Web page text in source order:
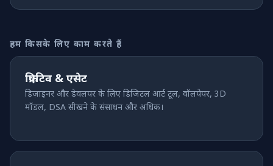
हम किसके लिए काम करते हैं
क्रिएटिव & एसेट
डिज़ाइनर और डेवलपर के लिए डिजिटल आर्ट टूल, वॉलपेपर, 3D
मॉडल, DSA सीखने के संसाधन और अधिक।